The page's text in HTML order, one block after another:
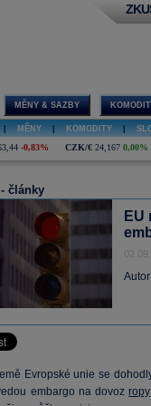
MĚNY & SAZBY
MĚNY KOMODITY
-0,83% CZK/€ 24,167 0,00%
články
EU
Evropské unie se
embargo na dovozropy